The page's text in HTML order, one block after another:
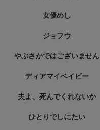
女優めし
ジョフウ
やぶさかではございません
ディアマイベイビー
夫よ、死んでくれないか
ひとりでしにたい